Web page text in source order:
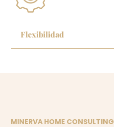
Flexibilidad
MINERVA HOME CONSULTING